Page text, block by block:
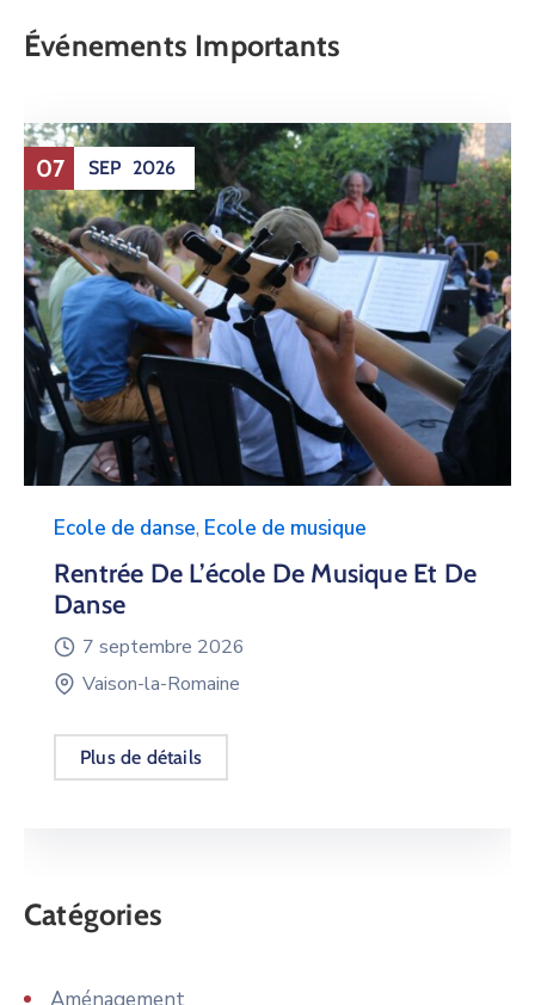
Événements Importants
07 SEP 2026
Ecole de danse, Ecole de musique
Rentrée De L’école De Musique Et De
Danse
7 septembre 2026
Vaison-la-Romaine
Plus de détails
Catégories